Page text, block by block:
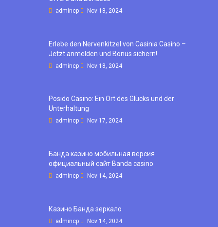
admincp Nov 18, 2024
Erlebe den Nervenkitzel von Casinia Casino –
Jetzt anmelden und Bonus sichern!
admincp Nov 18, 2024
Posido Casino: Ein Ort des Glücks und der
Unterhaltung
admincp Nov 17, 2024
Банда казино мобильная версия
официальный сайт Banda casino
admincp Nov 14, 2024
Казино Банда зеркало
admincp Nov 14, 2024